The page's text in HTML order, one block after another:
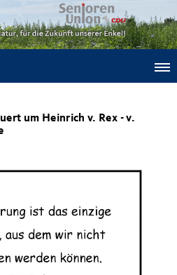
um Heinrich v. Rex - v.